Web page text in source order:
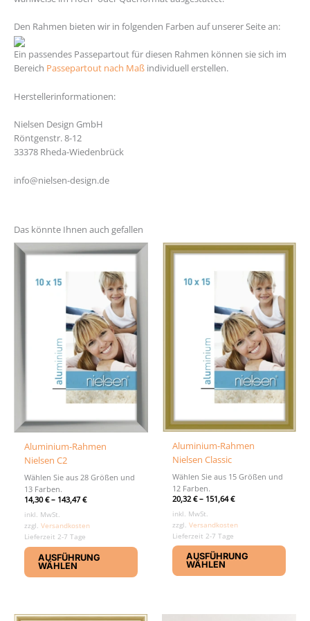
Den Rahmen bieten wir in folgenden Farben auf unserer Seite an:
Ein passendes Passepartout für diesen Rahmen können sie sich im
Bereich Passepartout nach Maß individuell erstellen.
Herstellerinformationen:
Nielsen Design GmbH
Röntgenstr. 8-12
33378 Rheda-Wiedenbrück
info@nielsen-design.de
Das könnte Ihnen auch gefallen
Aluminium-Rahmen
Nielsen C2
Wählen Sie aus 28 Größen und
13 Farben.
14,30€– 143,47€
inkl. MwSt.
zzgl.Versandkosten
Lieferzeit 2-7 Tage
AUSFÜHRUNG
WÄHLEN
Dieses
weist
auf.
Aluminium-Rahmen
Nielsen Classic
Wählen Sie aus 15 Größen und
12 Farben.
20,32€– 151,64€
inkl. MwSt.
zzgl.Versandkosten
Lieferzeit 2-7 Tage
AUSFÜHRUNG
WÄHLEN
weist